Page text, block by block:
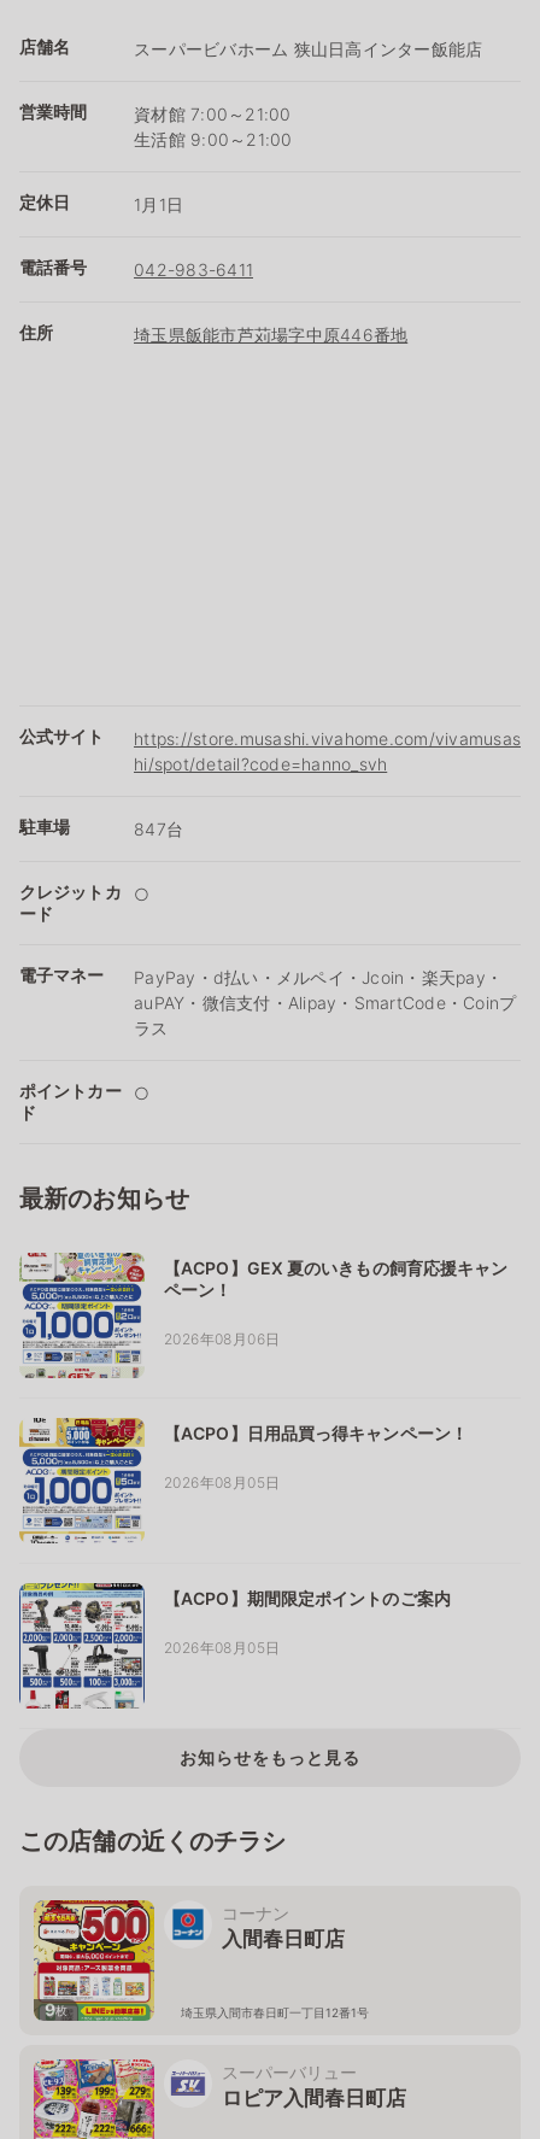
店舗名 スーパービバホーム 狭山日高インター飯能店
営業時間
資材館 7:00～21:00
生活館 9:00～21:00
定休日 1月1日
電話番号 042-983-6411
住所 埼玉県飯能市芦苅場字中原446番地
公式サイト
https://store.musashi.vivahome.com/vivamusas
hi/spot/detail?code=hanno_svh
駐車場 847台
クレジットカ
ード
○
電子マネー
PayPay・d払い・メルペイ・Jcoin・楽天pay・
auPAY・微信支付・Alipay・SmartCode・Coinプ
ラス
ポイントカー
ド
○
最新のお知らせ
【ACPO】GEX 夏のいきもの飼育応援キャン
ペーン！
2026年08月06日
【ACPO】日用品買っ得キャンペーン！
2026年08月05日
【ACPO】期間限定ポイントのご案内
2026年08月05日
お知らせをもっと見る
この店舗の近くのチラシ
9枚
コーナン
入間春日町店
埼玉県入間市春日町一丁目12番1号
スーパーバリュー
ロピア入間春日町店